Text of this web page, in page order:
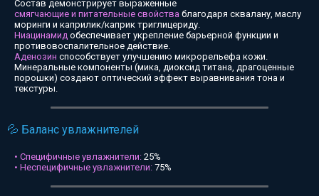
Состав демонстрирует выраженные
смягчающие и питательные свойства благодаря сквалану, маслу
моринги и каприлик/каприк триглицериду.
Ниацинамид обеспечивает укрепление барьерной функции и
противовоспалительное действие.
Аденозин способствует улучшению микрорельефа кожи.
Минеральные компоненты (мика, диоксид титана, драгоценные
порошки) создают оптический эффект выравнивания тона и
текстуры.
💦 Баланс увлажнителей
• Специфичные увлажнители: 25%
• Неспецифичные увлажнители: 75%